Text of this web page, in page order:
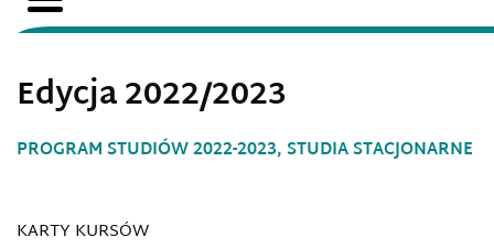
Edycja 2022/2023
PROGRAM STUDIÓW 2022-2023, STUDIA STACJONARNE
KARTY KURSÓW